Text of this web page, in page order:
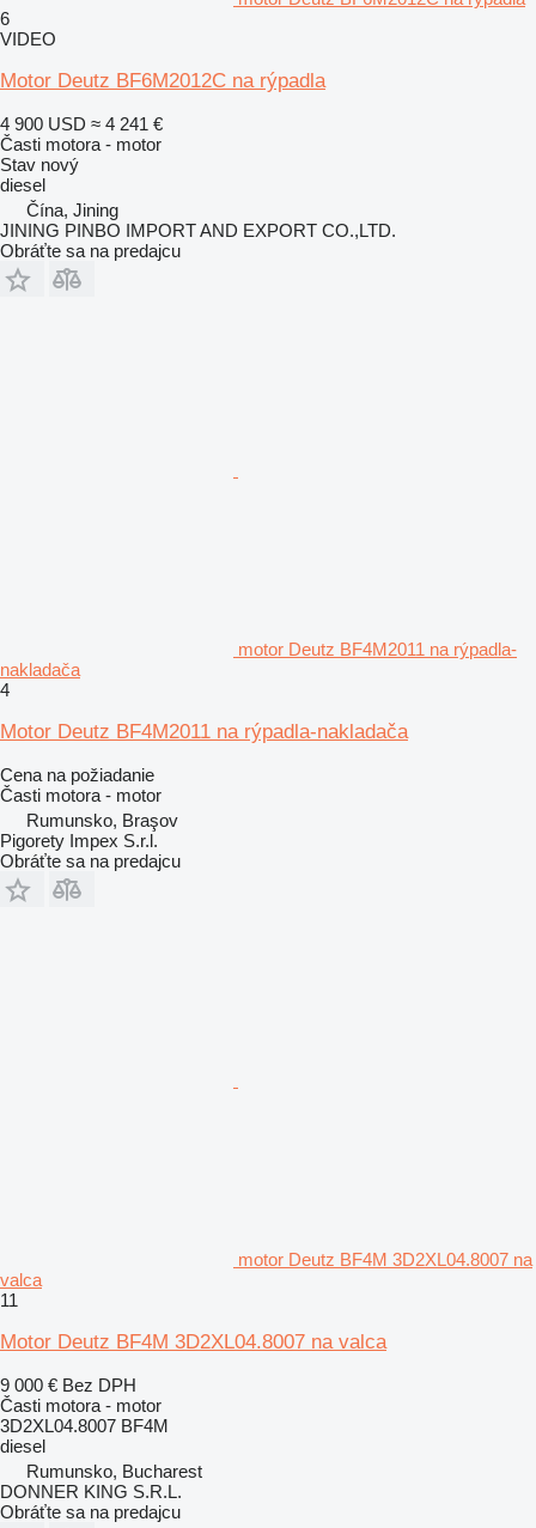
6
VIDEO
Motor Deutz BF6M2012C na rýpadla
4 900 USD ≈ 4 241 €
Časti motora - motor
Stav nový
diesel
Čína, Jining
JINING PINBO IMPORT AND EXPORT CO.,LTD.
Obráťte sa na predajcu
motor Deutz BF4M2011 na rýpadla-
nakladača
4
Motor Deutz BF4M2011 na rýpadla-nakladača
Cena na požiadanie
Časti motora - motor
Rumunsko, Braşov
Pigorety Impex S.r.l.
Obráťte sa na predajcu
motor Deutz BF4M 3D2XL04.8007 na
valca
11
Motor Deutz BF4M 3D2XL04.8007 na valca
9 000 € Bez DPH
Časti motora - motor
3D2XL04.8007 BF4M
diesel
Rumunsko, Bucharest
DONNER KING S.R.L.
Obráťte sa na predajcu